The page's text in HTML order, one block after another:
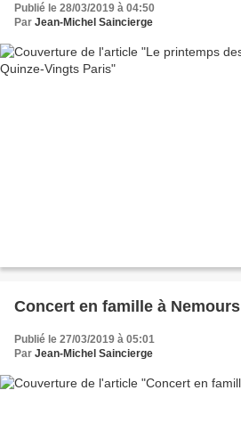
Publié le 28/03/2019 à 04:50
Par Jean-Michel Saincierge
Concert en famille à Nemours
Publié le 27/03/2019 à 05:01
Par Jean-Michel Saincierge